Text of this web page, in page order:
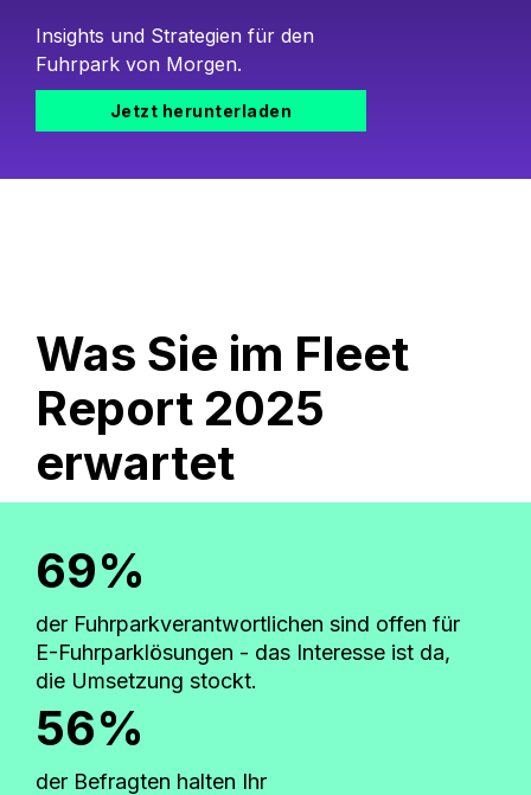
Insights und Strategien für den
Fuhrpark von Morgen.
Jetzt herunterladen
Was Sie im Fleet
Report 2025
erwartet
69%
der Fuhrparkverantwortlichen sind offen für
E-Fuhrparklösungen - das Interesse ist da,
die Umsetzung stockt.
56%
der Befragten halten Ihr